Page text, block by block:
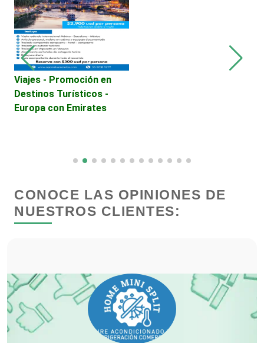
Desperdicios Industriales
Dulcerías
Edecanes
Electricidad y Plomería
Electrodomésticos
Elevadores y Ascensores
Empaques y Embalajes
Viajes - Promoción en
Destinos Turísticos -
Europa con Emirates
CONOCE LAS OPINIONES DE
NUESTROS CLIENTES: